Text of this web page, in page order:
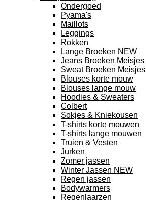
Ondergoed
Pyama's
Maillots
Leggings
Rokken
Lange Broeken NEW
Jeans Broeken Meisjes
Sweat Broeken Meisjes
Blouses korte mouw
Blouses lange mouw
Hoodies & Sweaters
Colbert
Sokjes & Kniekousen
T-shirts korte mouwen
T-shirts lange mouwen
Truien & Vesten
Jurken
Zomer jassen
Winter Jassen NEW
Regen jassen
Bodywarmers
Regenlaarzen